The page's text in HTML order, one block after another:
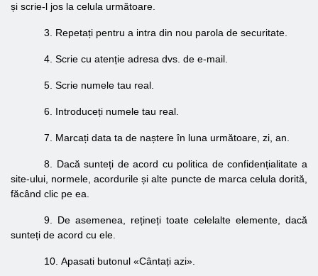
și scrie-l jos la celula următoare.
3. Repetați pentru a intra din nou parola de securitate.
4. Scrie cu atenție adresa dvs. de e-mail.
5. Scrie numele tau real.
6. Introduceți numele tau real.
7. Marcați data ta de naștere în luna următoare, zi, an.
8. Dacă sunteți de acord cu politica de confidențialitate a
site-ului, normele, acordurile și alte puncte de marca celula dorită,
făcând clic pe ea.
9. De asemenea, rețineți toate celelalte elemente, dacă
sunteți de acord cu ele.
10.Apasati butonul«Cântați azi».